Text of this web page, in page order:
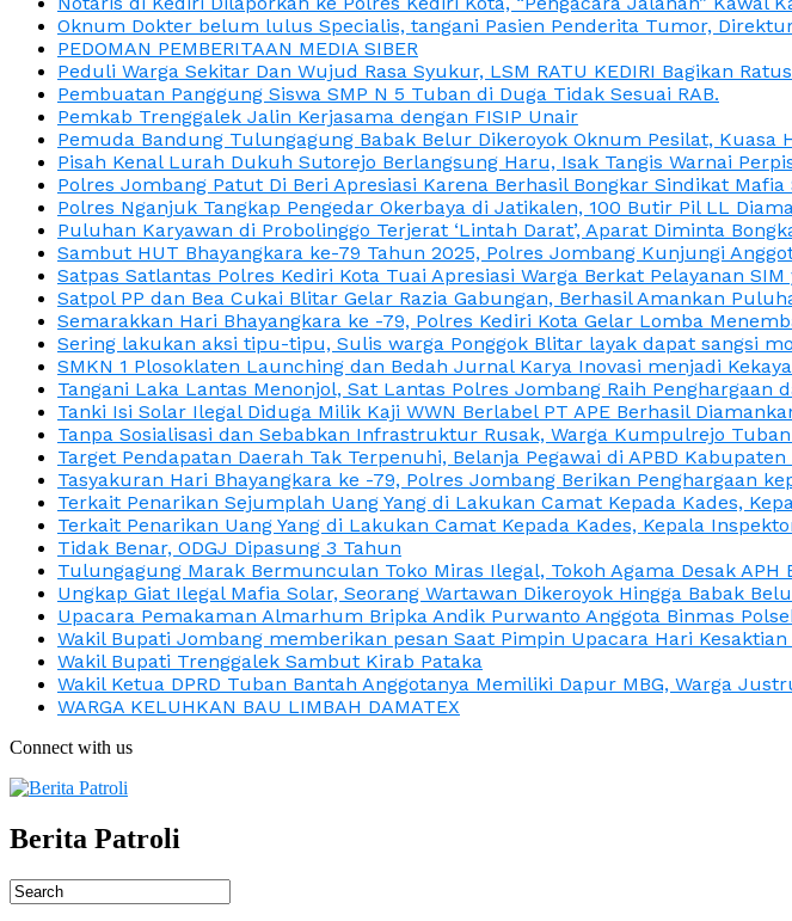
Oknum Dokter belum lulus Specialis, tangani Pasien Penderita Tumor,
PEDOMAN PEMBERITAAN MEDIA SIBER
Peduli Warga Sekitar Dan Wujud Rasa Syukur, LSM RATU KEDIRI Bagikan
Pembuatan Panggung Siswa SMP N 5 Tuban di Duga Tidak Sesuai RAB.
Pemkab Trenggalek Jalin Kerjasama dengan FISIP Unair
Pemuda Bandung Tulungagung Babak Belur Dikeroyok Oknum Pesilat,
Pisah Kenal Lurah Dukuh Sutorejo Berlangsung Haru, Isak Tangis Warnai
Polres Jombang Patut Di Beri Apresiasi Karena Berhasil Bongkar Sindikat
Polres Nganjuk Tangkap Pengedar Okerbaya di Jatikalen, 100 Butir Pil LL
Puluhan Karyawan di Probolinggo Terjerat ‘Lintah Darat’, Aparat Diminta
Sambut HUT Bhayangkara ke-79 Tahun 2025, Polres Jombang Kunjungi
Satpas Satlantas Polres Kediri Kota Tuai Apresiasi Warga Berkat Pelayanan
Satpol PP dan Bea Cukai Blitar Gelar Razia Gabungan, Berhasil Amankan
Semarakkan Hari Bhayangkara ke -79, Polres Kediri Kota Gelar Lomba
Sering lakukan aksi tipu-tipu, Sulis warga Ponggok Blitar layak dapat sangsi
SMKN 1 Plosoklaten Launching dan Bedah Jurnal Karya Inovasi menjadi
Tangani Laka Lantas Menonjol, Sat Lantas Polres Jombang Raih Penghargaan
Tanki Isi Solar Ilegal Diduga Milik Kaji WWN Berlabel PT APE Berhasil
Tanpa Sosialisasi dan Sebabkan Infrastruktur Rusak, Warga Kumpulrejo
Target Pendapatan Daerah Tak Terpenuhi, Belanja Pegawai di APBD
Tasyakuran Hari Bhayangkara ke -79, Polres Jombang Berikan Penghargaan
Terkait Penarikan Sejumplah Uang Yang di Lakukan Camat Kepada Kades,
Terkait Penarikan Uang Yang di Lakukan Camat Kepada Kades, Kepala
Tidak Benar, ODGJ Dipasung 3 Tahun
Tulungagung Marak Bermunculan Toko Miras Ilegal, Tokoh Agama Desak APH
Ungkap Giat Ilegal Mafia Solar, Seorang Wartawan Dikeroyok Hingga Babak
Upacara Pemakaman Almarhum Bripka Andik Purwanto Anggota Binmas
Wakil Bupati Jombang memberikan pesan Saat Pimpin Upacara Hari Kesaktian
Wakil Bupati Trenggalek Sambut Kirab Pataka
Wakil Ketua DPRD Tuban Bantah Anggotanya Memiliki Dapur MBG, Warga
WARGA KELUHKAN BAU LIMBAH DAMATEX
Connect with us
Berita Patroli